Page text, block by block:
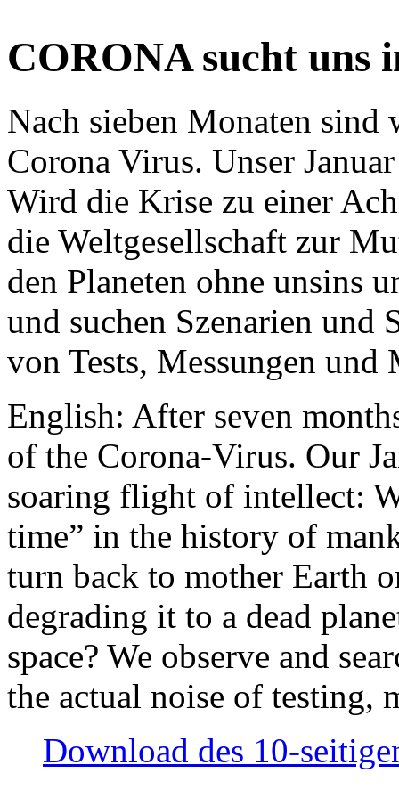
CORONA sucht uns
Nach sieben Monaten
Corona Virus. Unser
Wird die Krise zu einer
die Weltgesellschaft zur
den Planeten ohne unsins
und suchen Szenarien und
von Tests, Messungen und
English: After seven
of the Corona-Virus. Our
soaring flight of intellect:
time” in the history of
turn back to mother Earth
degrading it to a dead
space? We observe and
the actual noise of testing,
Download des 10-